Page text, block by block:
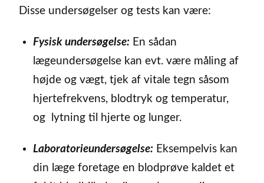
Disse undersøgelser og tests kan være:
Fysisk undersøgelse: En sådan
lægeundersøgelse kan evt. være måling af
højde og vægt, tjek af vitale tegn såsom
hjertefrekvens, blodtryk og temperatur,
og lytning til hjerte og lunger.
Laboratorieundersøgelse: Eksempelvis kan
din læge foretage en blodprøve kaldet et